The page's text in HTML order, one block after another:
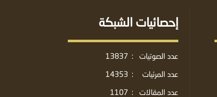
إحصائيات الشبكة
عدد الصوتيات :
13837
عدد المرئيات
:
14353
عدد المقالات
:
1107